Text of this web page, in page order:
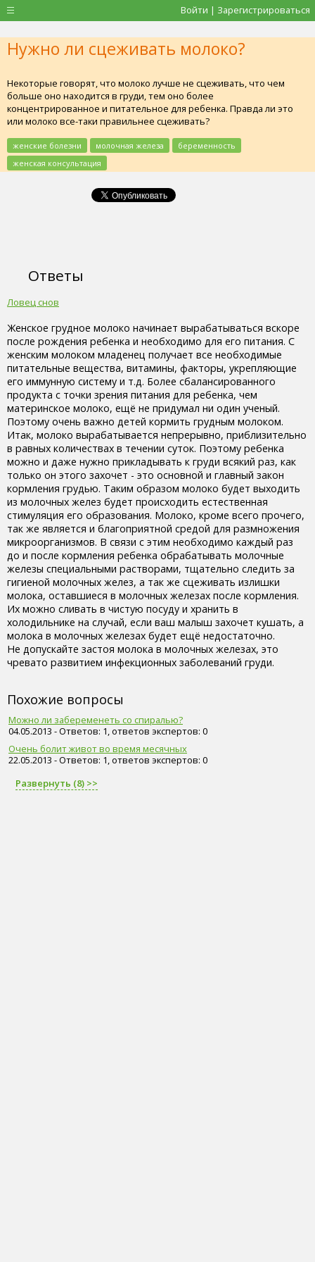
Войти | Зарегистрироваться
Нужно ли сцеживать молоко?
Некоторые говорят, что молоко лучше не сцеживать, что чем
больше оно находится в груди, тем оно более
концентрированное и питательное для ребенка. Правда ли это
или молоко все-таки правильнее сцеживать?
женские болезни молочная железа
беременность
женская консультация
Ответы
Ловец снов
Женское грудное молоко начинает вырабатываться вскоре
после рождения ребенка и необходимо для его питания. С
женским молоком младенец получает все необходимые
питательные вещества, витамины, факторы, укрепляющие
его иммунную систему и т.д. Более сбалансированного
продукта с точки зрения питания для ребенка, чем
материнское молоко, ещё не придумал ни один ученый.
Поэтому очень важно детей кормить грудным молоком.
Итак, молоко вырабатывается непрерывно, приблизительно
в равных количествах в течении суток. Поэтому ребенка
можно и даже нужно прикладывать к груди всякий раз, как
только он этого захочет - это основной и главный закон
кормления грудью. Таким образом молоко будет выходить
из молочных желез будет происходить естественная
стимуляция его образования. Молоко, кроме всего прочего,
так же является и благоприятной средой для размножения
микроорганизмов. В связи с этим необходимо каждый раз
до и после кормления ребенка обрабатывать молочные
железы специальными растворами, тщательно следить за
гигиеной молочных желез, а так же сцеживать излишки
молока, оставшиеся в молочных железах после кормления.
Их можно сливать в чистую посуду и хранить в
холодильнике на случай, если ваш малыш захочет кушать, а
молока в молочных железах будет ещё недостаточно.
Не допускайте застоя молока в молочных железах, это
чревато развитием инфекционных заболеваний груди.
Похожие вопросы
Можно ли забеременеть со спиралью?
04.05.2013 - Ответов: 1, ответов экспертов: 0
Очень болит живот во время месячных
22.05.2013 - Ответов: 1, ответов экспертов: 0
Развернуть (8) >>